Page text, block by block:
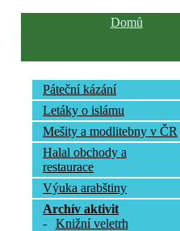
Domů
Páteční kázání
Letáky o islámu
Mešity a modlitebny v ČR
Halal obchody a
restaurace
Výuka arabštiny
Archív aktivit
-
Knižní veletrh